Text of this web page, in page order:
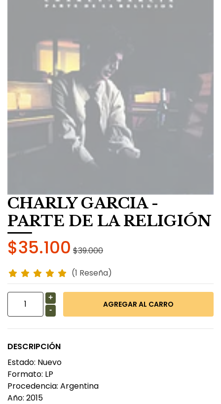
CHARLY GARCIA -
PARTE DE LA RELIGIÓN
$35.100 $39.000
(1 Reseña)
+
-
DESCRIPCIÓN
Estado: Nuevo
Formato: LP
Procedencia: Argentina
Año: 2015